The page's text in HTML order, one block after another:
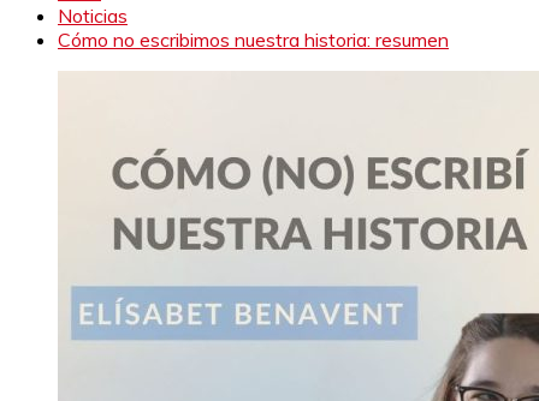
Noticias
Cómo no escribimos nuestra historia: resumen